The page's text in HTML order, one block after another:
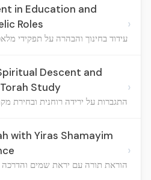
in Education and
Roles
עידוד בחינוך והבהרה על תפקידי
›
Descent and
Study
התגברות על ירידה רוחנית ובחירת
›
with Yiras Shamayim
הוראת תורה עם יראת שמים והדרכה
›